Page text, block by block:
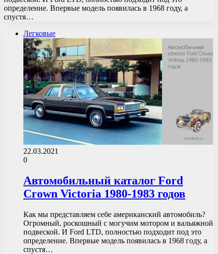
определение. Впервые модель появилась в 1968 году, а
спустя…
Легковые
22.03.2021
0
Автомобильный каталог Ford
Crown Victoria 1980-1983 годов
Как мы представляем себе американский автомобиль?
Огромный, роскошный с могучим мотором и вальяжной
подвеской. И Ford LTD, полностью подходит под это
определение. Впервые модель появилась в 1968 году, а
спустя…